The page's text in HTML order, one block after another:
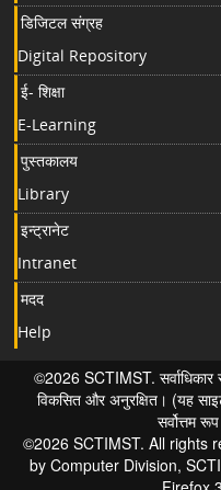
डिजिटल संग्रह
Digital Repository
ई- शिक्षा
E-Learning
पुस्तकालय
Library
इन्ट्रानेट
Intranet
मदद
Help
©2026 SCTIMST. सर्वाधिकार
विकसित और अनुरक्षित। (यह
सर्वोत्तम
©2026 SCTIMST. All rights
by Computer Division,